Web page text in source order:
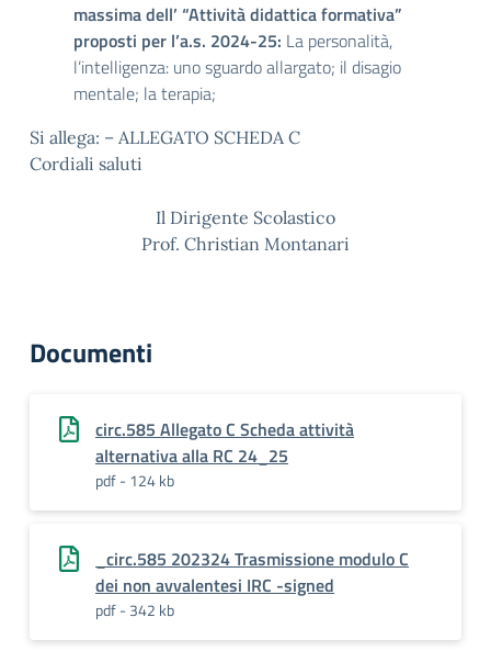
massima dell’ “Attività didattica formativa”
proposti per l’a.s. 2024-25: La personalità,
l’intelligenza: uno sguardo allargato; il disagio
mentale; la terapia;
Si allega: – ALLEGATO SCHEDA C
Cordiali saluti
Il Dirigente Scolastico
Prof. Christian Montanari
Documenti
circ.585 Allegato C Scheda attività
alternativa alla RC 24_25
pdf - 124 kb
_circ.585 202324 Trasmissione modulo C
dei non avvalentesi IRC -signed
pdf - 342 kb